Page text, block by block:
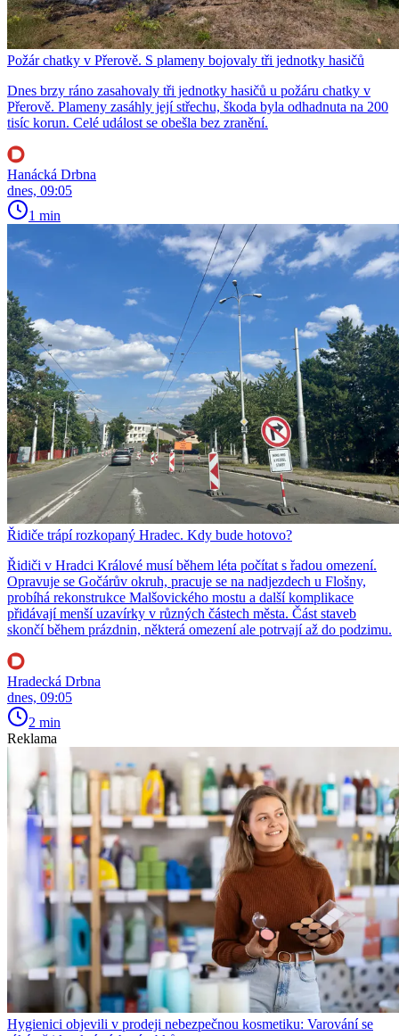
Požár chatky v Přerově. S plameny bojovaly tři jednotky hasičů
Dnes brzy ráno zasahovaly tři jednotky hasičů u požáru chatky v
Přerově. Plameny zasáhly její střechu, škoda byla odhadnuta na 200
tisíc korun. Celé událost se obešla bez zranění.
Hanácká Drbna
dnes, 09:05
1 min
Řidiče trápí rozkopaný Hradec. Kdy bude hotovo?
Řidiči v Hradci Králové musí během léta počítat s řadou omezení.
Opravuje se Gočárův okruh, pracuje se na nadjezdech u Flošny,
probíhá rekonstrukce Malšovického mostu a další komplikace
přidávají menší uzavírky v různých částech města. Část staveb
skončí během prázdnin, některá omezení ale potrvají až do podzimu.
Hradecká Drbna
dnes, 09:05
2 min
Reklama
Hygienici objevili v prodeji nebezpečnou kosmetiku: Varování se